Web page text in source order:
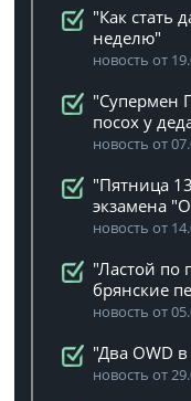
"Как стать
неделю"
новость от
"Супермен
посох у
новость от
"Пятница
экзамена
новость от
"Ластой по
брянские
новость от
"Два OWD
новость от